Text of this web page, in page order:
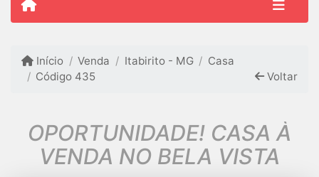
Início Venda Itabirito - MG
Casa
Código 435
Voltar
OPORTUNIDADE! CASA À
VENDA NO BELA VISTA